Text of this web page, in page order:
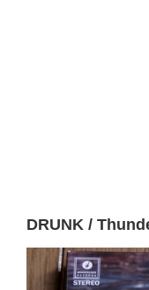
DRUNK /